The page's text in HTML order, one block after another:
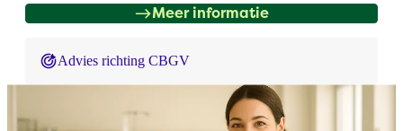
Meer informatie
Advies richting CBGV